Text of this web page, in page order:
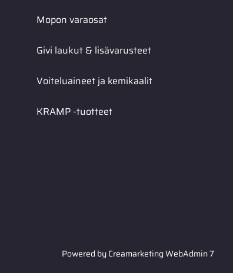
Mopon varaosat
Givi laukut & lisävarusteet
Voiteluaineet ja kemikaalit
KRAMP -tuotteet
Powered byCreamarketing WebAdmin 7